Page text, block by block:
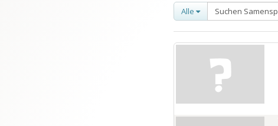
Alle